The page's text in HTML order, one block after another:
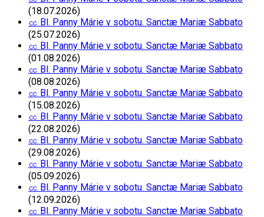
(18.07.2026)
㏄ Bl. Panny Márie v sobotu. Sanctæ Mariæ Sabbato
(25.07.2026)
㏄ Bl. Panny Márie v sobotu. Sanctæ Mariæ Sabbato
(01.08.2026)
㏄ Bl. Panny Márie v sobotu. Sanctæ Mariæ Sabbato
(08.08.2026)
㏄ Bl. Panny Márie v sobotu. Sanctæ Mariæ Sabbato
(15.08.2026)
㏄ Bl. Panny Márie v sobotu. Sanctæ Mariæ Sabbato
(22.08.2026)
㏄ Bl. Panny Márie v sobotu. Sanctæ Mariæ Sabbato
(29.08.2026)
㏄ Bl. Panny Márie v sobotu. Sanctæ Mariæ Sabbato
(05.09.2026)
㏄ Bl. Panny Márie v sobotu. Sanctæ Mariæ Sabbato
(12.09.2026)
㏄ Bl. Panny Márie v sobotu. Sanctæ Mariæ Sabbato